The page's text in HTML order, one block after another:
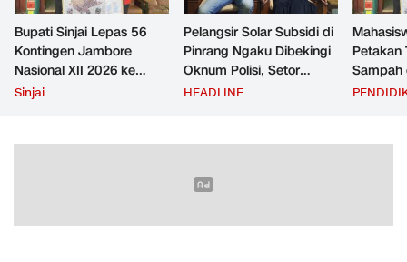
Bupati Sinjai Lepas 56
Kontingen Jambore
Nasional XII 2026 ke
Cibubur
Sinjai
Pelangsir Solar Subsidi di
Pinrang Ngaku Dibekingi
Oknum Polisi, Setor
Rp2,5 Juta Per Bulan Lalu
HEADLINE
Petakan
Sampah
untuk